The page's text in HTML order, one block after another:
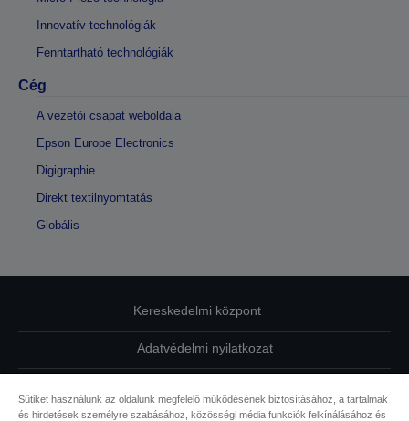
Innovatív technológiák
Fenntartható technológiák
Cég
A vezetői csapat weboldala
Epson Europe Electronics
Digigraphie
Direkt textilnyomtatás
Globális
Kereskedelmi központ
Adatvédelmi nyilatkozat
Sütiket használunk az oldalunk megfelelő működésének biztosításához, a tartalmak
és hirdetések személyre szabásához, közösségi média funkciók felkínálásához és